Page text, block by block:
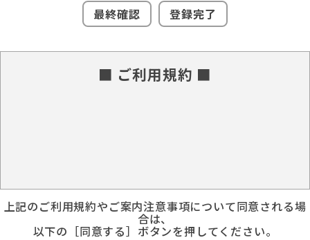
最終確認
登録完了
■ ご利用規約 ■
上記のご利用規約やご案内注意事項について同意される場
合は、
以下の［同意する］ボタンを押してください。